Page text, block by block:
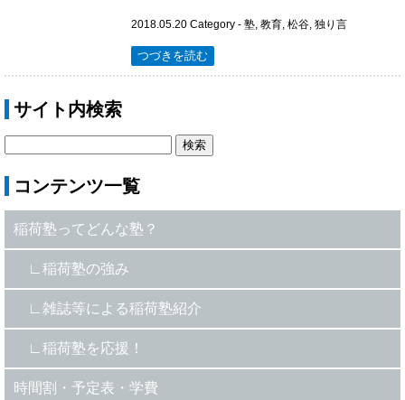
2018.05.20 Category - 塾, 教育, 松谷, 独り言
つづきを読む
サイト内検索
コンテンツ一覧
稲荷塾ってどんな塾？
稲荷塾の強み
雑誌等による稲荷塾紹介
稲荷塾を応援！
時間割・予定表・学費